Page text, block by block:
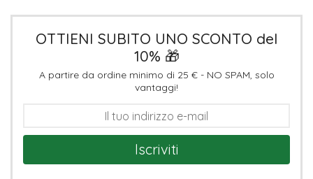
OTTIENI SUBITO UNO SCONTO del
10% 🎁
A partire da ordine minimo di 25 € - NO SPAM, solo
vantaggi!
Iscriviti